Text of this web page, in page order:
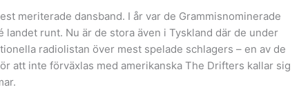
meriterade dansband. I år var de Grammisnominerade
landet runt. Nu är de stora även i Tyskland där de under
radiolistan över mest spelade schlagers – en av de
att inte förväxlas med amerikanska The Drifters kallar sig